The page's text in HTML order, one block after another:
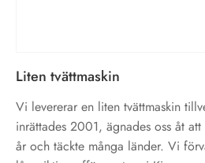
Liten tvättmaskin
Vi levererar en liten tvättmaskin
inrättades 2001, ägnades oss åt
år och täckte många länder. Vi